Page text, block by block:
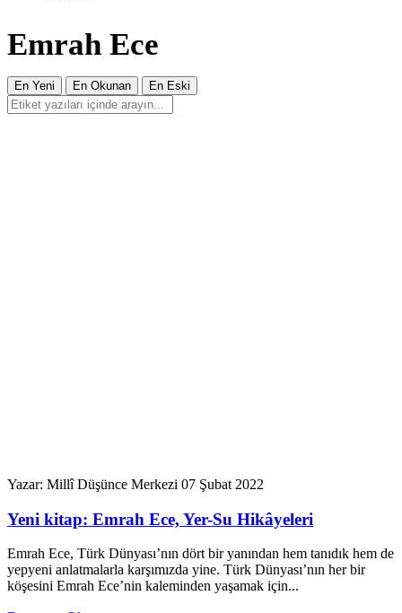
Emrah Ece
En Yeni En Okunan En Eski
Yazar: Millî Düşünce Merkezi 07 Şubat 2022
Yeni kitap: Emrah Ece, Yer-Su Hikâyeleri
Emrah Ece, Türk Dünyası’nın dört bir yanından hem tanıdık hem de
yepyeni anlatmalarla karşımızda yine. Türk Dünyası’nın her bir
köşesini Emrah Ece’nin kaleminden yaşamak için...